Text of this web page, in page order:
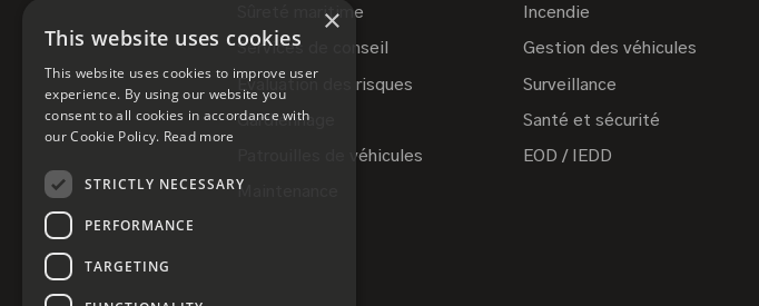
Sûreté maritime
Services de conseil
Évaluation des risques
Gardiennage
Patrouilles de véhicules
Maintenance
Incendie
Gestion des véhicules
Surveillance
Santé et sécurité
EOD / IEDD
×
This website uses cookies
This website uses cookies to improve user
experience. By using our website you
consent to all cookies in accordance with
our Cookie Policy. Read more
STRICTLY NECESSARY
PERFORMANCE
TARGETING